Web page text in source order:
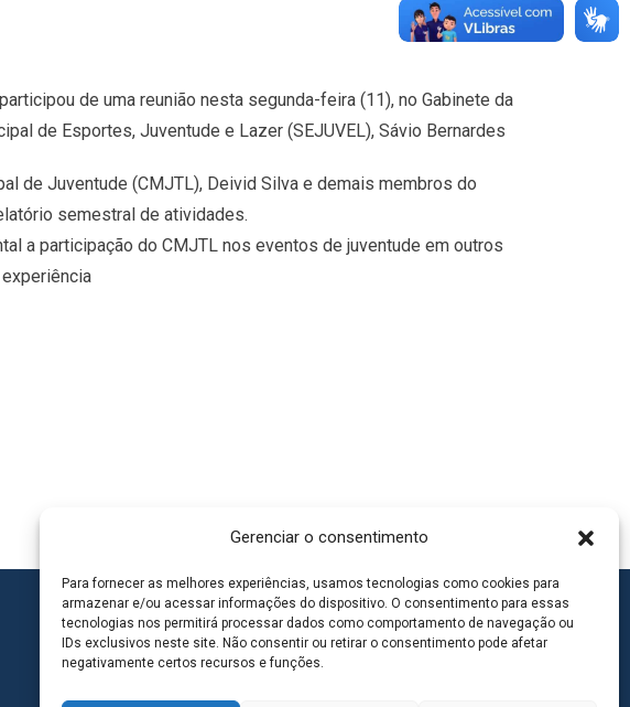
Gerenciar o consentimento
Para fornecer as melhores experiências, usamos tecnologias como cookies para
armazenar e/ou acessar informações do dispositivo. O consentimento para essas
tecnologias nos permitirá processar dados como comportamento de navegação ou
IDs exclusivos neste site. Não consentir ou retirar o consentimento pode afetar
negativamente certos recursos e funções.
de uma reunião nesta segunda-feira (11), no Gabinete da
de Esportes, Juventude e Lazer (SEJUVEL), Sávio Bernardes
de Juventude (CMJTL), Deivid Silva e demais membros do
semestral de atividades.
a participação do CMJTL nos eventos de juventude em outros